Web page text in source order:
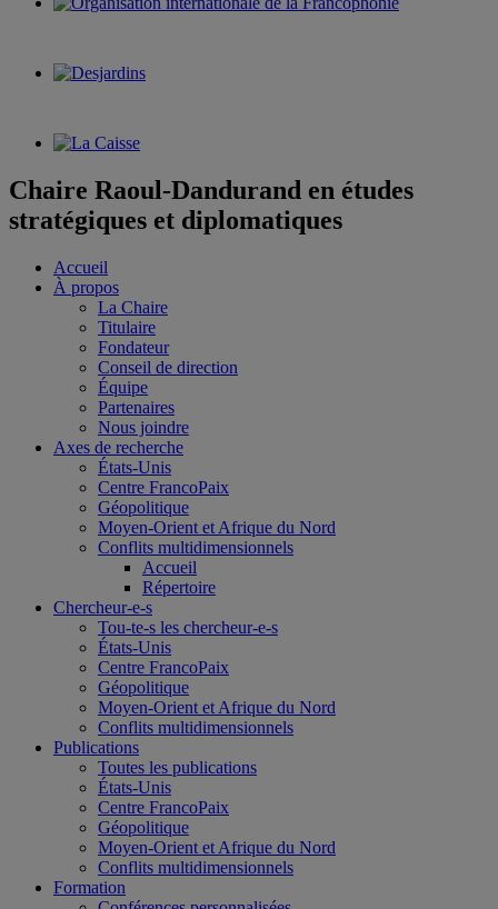
Chaire Raoul-Dandurand en études
stratégiques et diplomatiques
Accueil
À propos
La Chaire
Titulaire
Fondateur
Conseil de direction
Équipe
Partenaires
Nous joindre
Axes de recherche
États-Unis
Centre FrancoPaix
Géopolitique
Moyen-Orient et Afrique du Nord
Conflits multidimensionnels
Accueil
Répertoire
Chercheur-e-s
Tou-te-s les chercheur-e-s
États-Unis
Centre FrancoPaix
Géopolitique
Moyen-Orient et Afrique du Nord
Conflits multidimensionnels
Publications
Toutes les publications
États-Unis
Centre FrancoPaix
Géopolitique
Moyen-Orient et Afrique du Nord
Conflits multidimensionnels
Formation